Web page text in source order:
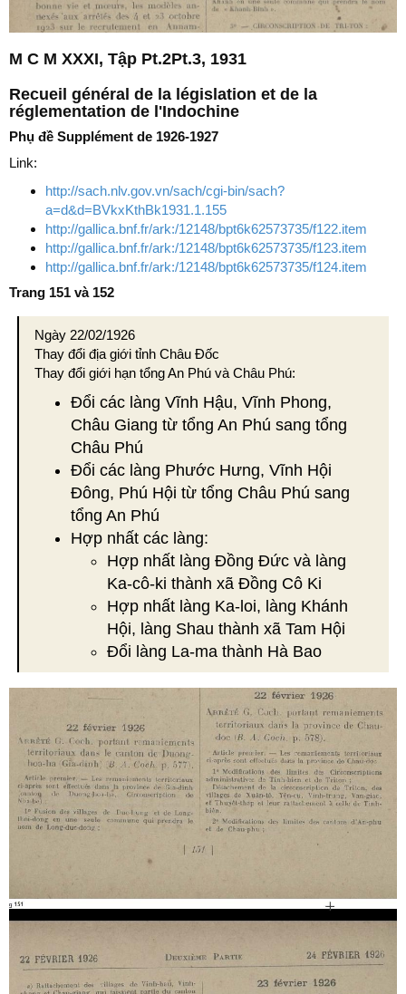
M C M XXXI, Tập Pt.2Pt.3, 1931
Recueil général de la législation et de la
réglementation de l'Indochine
Phụ đề Supplément de 1926-1927
Link:
http://sach.nlv.gov.vn/sach/cgi-bin/sach?
a=d&d=BVkxKthBk1931.1.155
http://gallica.bnf.fr/ark:/12148/bpt6k62573735/f122.item
http://gallica.bnf.fr/ark:/12148/bpt6k62573735/f123.item
http://gallica.bnf.fr/ark:/12148/bpt6k62573735/f124.item
Trang 151 và 152
Ngày 22/02/1926
Thay đổi địa giới tỉnh Châu Đốc
Thay đổi giới hạn tổng An Phú và Châu Phú:
Đổi các làng Vĩnh Hậu, Vĩnh Phong,
Châu Giang từ tổng An Phú sang tổng
Châu Phú
Đổi các làng Phước Hưng, Vĩnh Hội
Đông, Phú Hội từ tổng Châu Phú sang
tổng An Phú
Hợp nhất các làng:
Hợp nhất làng Đồng Đức và làng
Ka-cô-ki thành xã Đồng Cô Ki
Hợp nhất làng Ka-loi, làng Khánh
Hội, làng Shau thành xã Tam Hội
Đổi làng La-ma thành Hà Bao